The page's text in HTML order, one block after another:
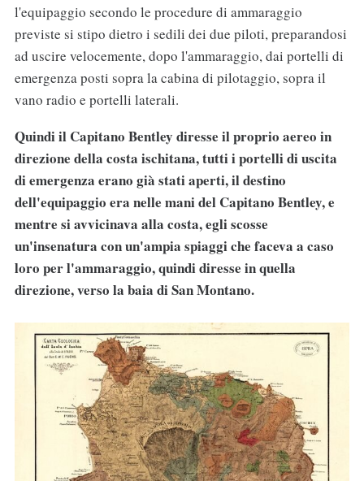
l'equipaggio secondo le procedure di ammaraggio
previste si stipo dietro i sedili dei due piloti, preparandosi
ad uscire velocemente, dopo l'ammaraggio, dai portelli di
emergenza posti sopra la cabina di pilotaggio, sopra il
vano radio e portelli laterali.
Quindi il Capitano Bentley diresse il proprio aereo in
direzione della costa ischitana, tutti i portelli di uscita
di emergenza erano già stati aperti, il destino
dell'equipaggio era nelle mani del Capitano Bentley, e
mentre si avvicinava alla costa, egli scosse
un'insenatura con un'ampia spiaggi che faceva a caso
loro per l'ammaraggio, quindi diresse in quella
direzione, verso la baia di San Montano.